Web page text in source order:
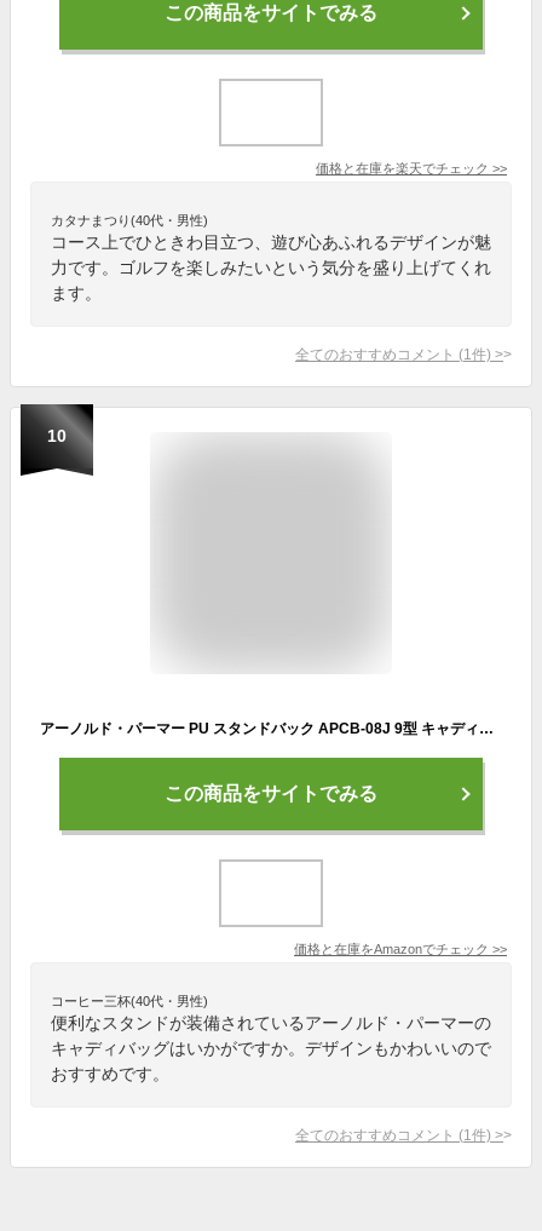
この商品をサイトでみる
価格と在庫を楽天でチェック >>
カタナまつり(40代・男性)
コース上でひときわ目立つ、遊び心あふれるデザインが魅
力です。ゴルフを楽しみたいという気分を盛り上げてくれ
ます。
全てのおすすめコメント (1 件) >
10
アーノルド・パーマー PU スタンドバック APCB-08J 9型 キャディバック (ホワイト)
この商品をサイトでみる
価格と在庫をAmazonでチェック >>
コーヒー三杯(40代・男性)
便利なスタンドが装備されているアーノルド・パーマーの
キャディバッグはいかがですか。デザインもかわいいので
おすすめです。
全てのおすすめコメント (1 件) >